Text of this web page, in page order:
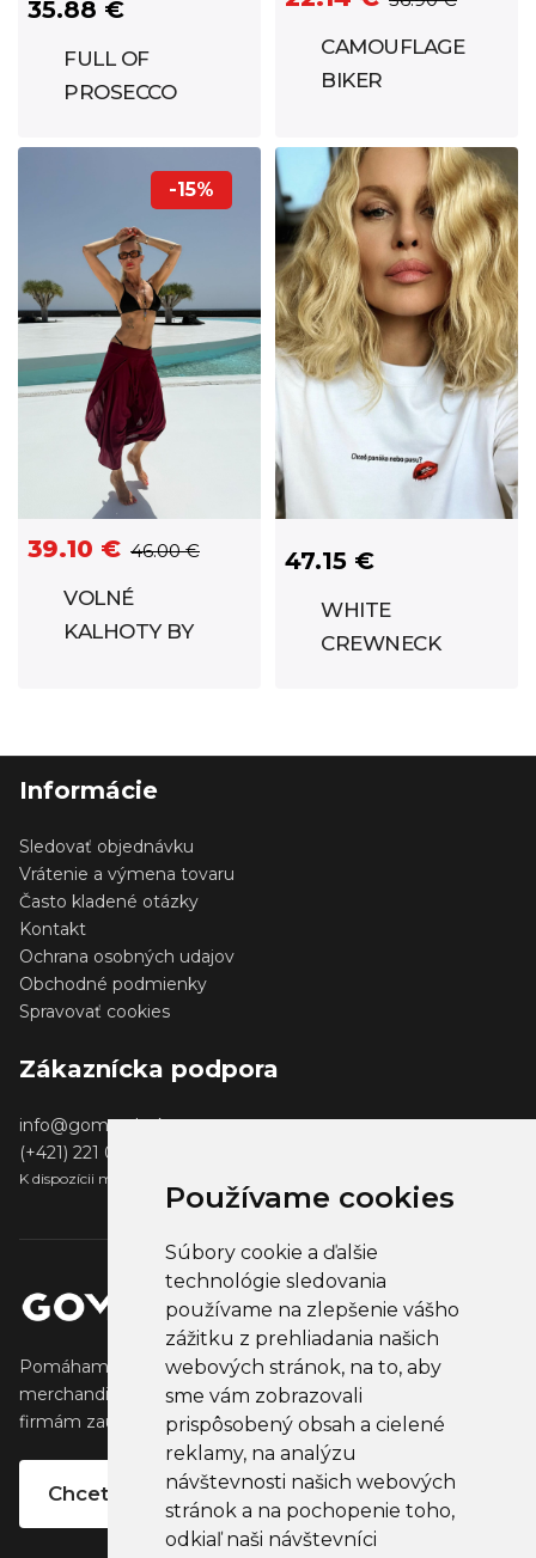
Používame cookies
Súbory cookie a ďalšie
technológie sledovania
používame na zlepšenie vášho
zážitku z prehliadania našich
webových stránok, na to, aby
sme vám zobrazovali
prispôsobený obsah a cielené
reklamy, na analýzu
návštevnosti našich webových
stránok a na pochopenie toho,
odkiaľ naši návštevníci
35.88 €
FULL OF
PROSECCO
CAMOUFLAGE
BIKER
NEON GREY
39.10 € 46.00 €
VOLNÉ
KALHOTY BY
-15%
47.15 €
WHITE
CREWNECK
Informácie
Sledovať objednávku
Vrátenie a výmena tovaru
Často kladené otázky
Kontakt
Ochrana osobných udajov
Obchodné podmienky
Spravovať cookies
Zákaznícka podpora
info@gomerch.sk
(+421) 221 001 000
K dispozícii medzi 13:00 - 14:00
Pomáhame tvorcom vytvárať a predávať obľúbený
merchandise, ktorý oslovuje ich fanúšikov. Pomáhame
firmám zaujať ich klientov, partnertov a zamestnancov.
Chcete vlastný merchandise?